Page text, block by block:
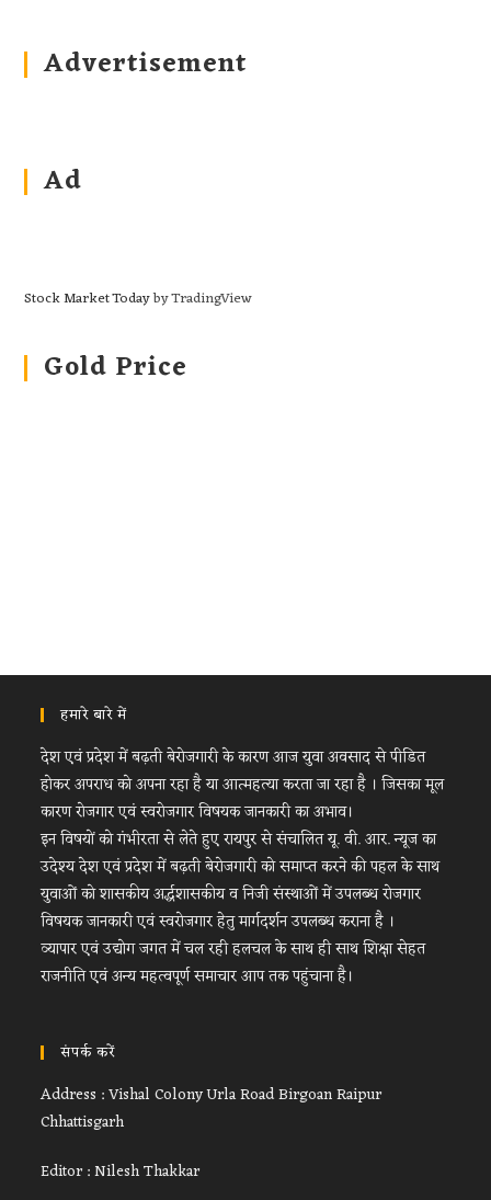
Advertisement
Ad
Stock Market Todayby TradingView
Gold Price
हमारे बारे में
देश एवं प्रदेश में बढ़ती बेरोजगारी के कारण आज युवा अवसाद से पीडित
होकर अपराध को अपना रहा है या आत्महत्या करता जा रहा है । जिसका मूल
कारण रोजगार एवं स्वरोजगार विषयक जानकारी का अभाव।
इन विषयों को गंभीरता से लेते हुए रायपुर से संचालित यू. वी. आर. न्यूज का
उदेश्य देश एवं प्रदेश में बढ़ती बेरोजगारी को समाप्त करने की पहल के साथ
युवाओं को शासकीय अर्द्धशासकीय व निजी संस्थाओं में उपलब्ध रोजगार
विषयक जानकारी एवं स्वरोजगार हेतु मार्गदर्शन उपलब्ध कराना है ।
व्यापार एवं उद्योग जगत में चल रही हलचल के साथ ही साथ शिक्षा सेहत
राजनीति एवं अन्य महत्वपूर्ण समाचार आप तक पहुंचाना है।
संपर्क करें
Address : Vishal Colony Urla Road Birgoan Raipur
Chhattisgarh
Editor : Nilesh Thakkar